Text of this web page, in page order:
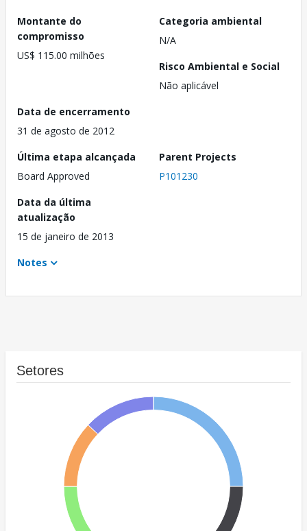
Montante do
compromisso
US$ 115.00 milhões
Categoria ambiental
N/A
Risco Ambiental e Social
Não aplicável
Data de encerramento
31 de agosto de 2012
Última etapa alcançada
Board Approved
Parent Projects
P101230
Data da última
atualização
15 de janeiro de 2013
Notes
Setores